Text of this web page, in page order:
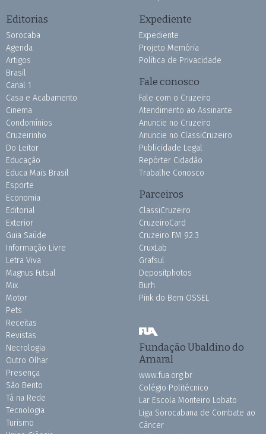
Editorias
Sorocaba
Agenda
Artigos
Brasil
Canal 1
Casa e Acabamento
Cinema
Condomínios
Cruzeirinho
Do Leitor
Educação
Educa Mais Brasil
Esporte
Economia
Editorial
Exterior
Guia Saúde
Informação Livre
Letra Viva
Magnus Futsal
Mix
Motor
Pets
Receitas
Revistas
Necrologia
Outro Olhar
Presença
São Bento
Tá na Rede
Tecnologia
Turismo
Expediente
Expediente
Projeto Memória
Política de Privacidade
Fale conosco
Fale com o Cruzeiro
Atendimento ao Assinante
Anuncie no Cruzeiro
Anuncie no ClassiCruzeiro
Publicidade Legal
Repórter Cidadão
Trabalhe Conosco
Parceiros
ClassiCruzeiro
CruzeiroCard
Cruzeiro FM 92.3
CruxLab
Grafsul
Depositphotos
Burh
Pink do Bem OSSEL
Fundação Ubaldino do
Amaral
www.fua.org.br
Colégio Politécnico
Lar Escola Monteiro Lobato
Liga Sorocabana de Combate ao
Câncer